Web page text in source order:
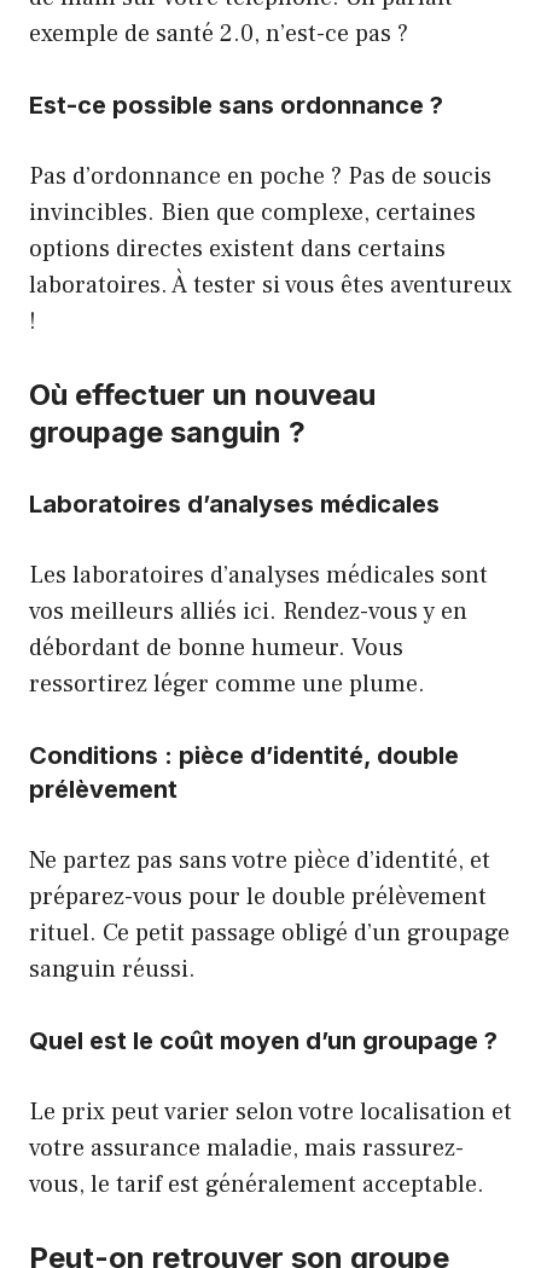
exemple de santé 2.0, n’est-ce pas ?
Est-ce possible sans ordonnance ?
Pas d’ordonnance en poche ? Pas de soucis
invincibles. Bien que complexe, certaines
options directes existent dans certains
laboratoires. À tester si vous êtes aventureux
!
Où effectuer un nouveau
groupage sanguin ?
Laboratoires d’analyses médicales
Les laboratoires d’analyses médicales sont
vos meilleurs alliés ici. Rendez-vous y en
débordant de bonne humeur. Vous
ressortirez léger comme une plume.
Conditions : pièce d’identité, double
prélèvement
Ne partez pas sans votre pièce d’identité, et
préparez-vous pour le double prélèvement
rituel. Ce petit passage obligé d’un groupage
sanguin réussi.
Quel est le coût moyen d’un groupage ?
Le prix peut varier selon votre localisation et
votre assurance maladie, mais rassurez-
vous, le tarif est généralement acceptable.
Peut-on retrouver son groupe